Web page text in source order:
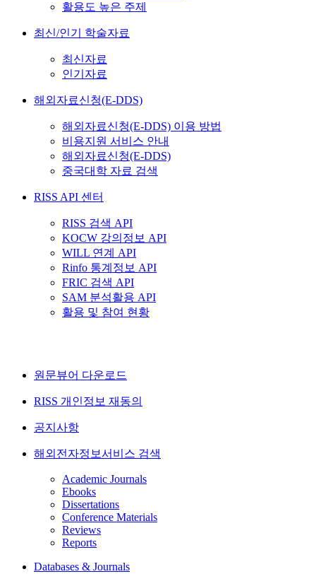
활용도 높은 주제
최신/인기 학술자료
최신자료
인기자료
해외자료신청(E-DDS)
해외자료신청(E-DDS) 이용 방법
비용지원 서비스 안내
해외자료신청(E-DDS)
중국대학 자료 검색
RISS API 센터
RISS 검색 API
KOCW 강의정보 API
WILL 연계 API
Rinfo 통계정보 API
FRIC 검색 API
SAM 분석활용 API
활용 및 참여 현황
원문뷰어 다운로드
RISS 개인정보 재동의
공지사항
해외전자정보서비스 검색
Academic Journals
Ebooks
Dissertations
Conference Materials
Reviews
Reports
Databases & Journals